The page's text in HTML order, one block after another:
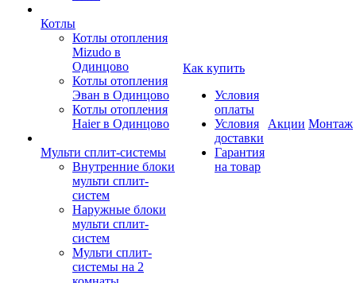
Котлы
Котлы отопления
Mizudo в
Одинцово
Котлы отопления
Эван в Одинцово
Котлы отопления
Haier в Одинцово
Мульти сплит-системы
Внутренние блоки
мульти сплит-
систем
Наружные блоки
мульти сплит-
систем
Мульти сплит-
системы на 2
Как купить
Условия
оплаты
Условия
доставки
Гарантия
на товар
Акции Монтаж